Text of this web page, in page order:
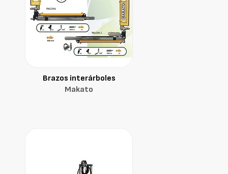
Brazos interárboles
Makato